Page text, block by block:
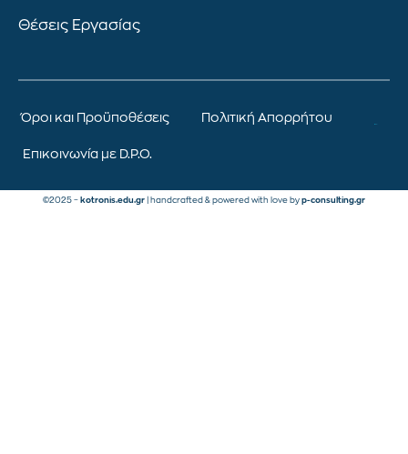
Θέσεις Εργασίας
Όροι και Προϋποθέσεις Πολιτική Απορρήτου
Επικοινωνία με D.P.O.
©2025 – kotronis.edu.gr | handcrafted & powered with love by p-consulting.gr